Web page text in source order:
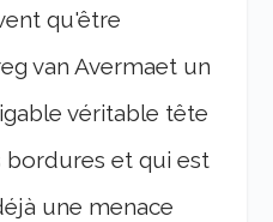
qu'être
van Avermaet un
véritable tête
bordures et qui est
une menace